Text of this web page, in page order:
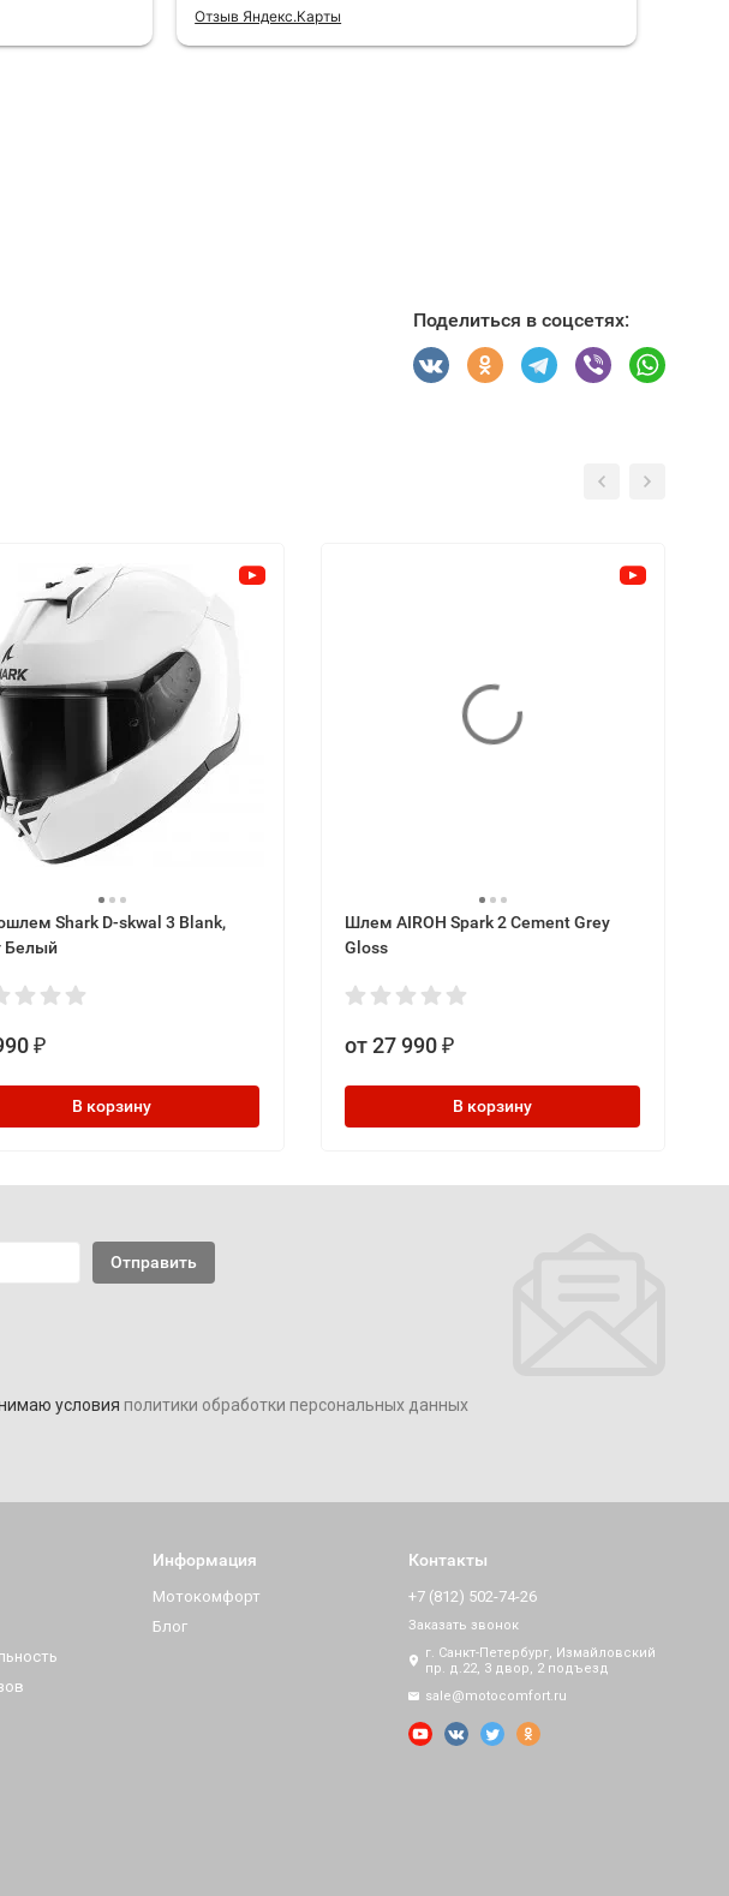
Поделиться в соцсетях:
Shark D-skwal 3 Blank,
Белый
₽
В корзину
Шлем AIROH Spark 2 Cement Grey
Gloss
от 27 990 ₽
В корзину
условия политики обработки персональных данных
Информация
Мотокомфорт
Блог
Контакты
+7 (812) 502-74-26
Заказать звонок
г. Санкт-Петербург, Измайловский
пр. д.22, 3 двор, 2 подъезд
sale@motocomfort.ru